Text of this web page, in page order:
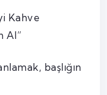
Kahve
Al”
başlığın